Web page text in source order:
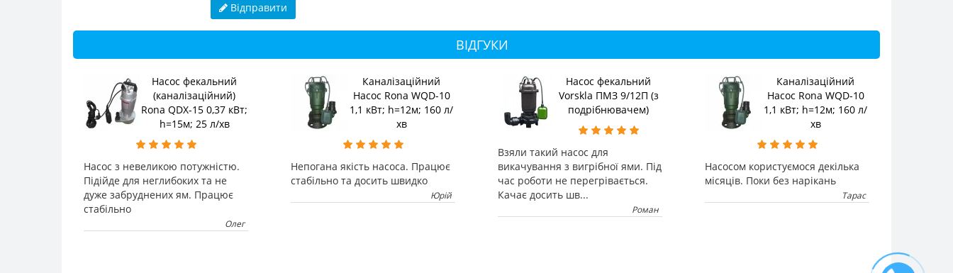
Відправити
ВІДГУКИ
Насос фекальний
(каналізаційний)
Rona QDX-15 0,37 кВт;
h=15м; 25 л/хв
Насос з невеликою потужністю.
Підійде для неглибоких та не
дуже забруднених ям. Працює
стабільно
Олег
Каналізаційний
Насос Rona WQD-10
1,1 кВт; h=12м; 160 л/
хв
Непогана якість насоса. Працює
стабільно та досить швидко
Юрій
Насос фекальний
Vorskla ПМЗ 9/12П (з
подрібнювачем)
Взяли такий насос для
викачування з вигрібної ями. Під
час роботи не перегрівається.
Качає досить шв...
Роман
Каналізаційний
Насос Rona WQD-10
1,1 кВт; h=12м; 160 л/
хв
Насосом користуємося декілька
місяців. Поки без нарікань
Тарас